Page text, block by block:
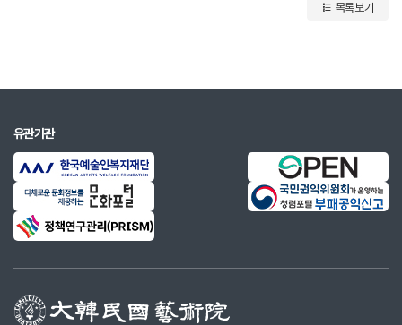
목록보기
유관기관